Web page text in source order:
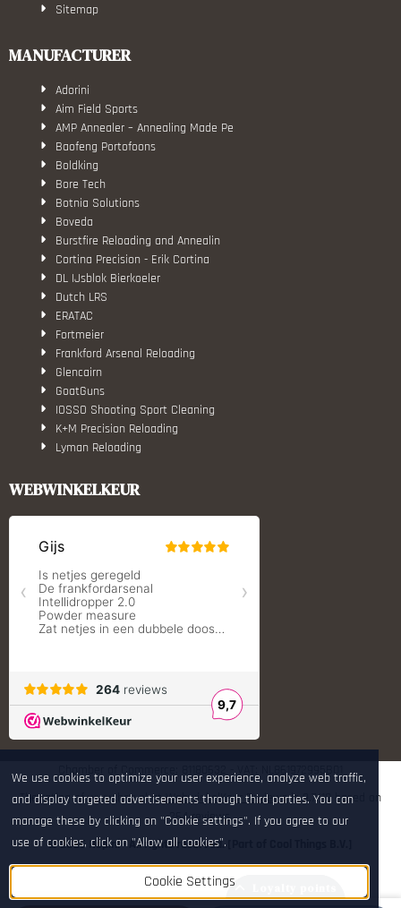
Sitemap
MANUFACTURER
Adorini
Aim Field Sports
AMP Annealer – Annealing Made Pe
Baofeng Portofoons
Boldking
Bore Tech
Botnia Solutions
Boveda
Burstfire Reloading and Annealin
Cortina Precision - Erik Cortina
DL IJsblok Bierkoeler
Dutch LRS
ERATAC
Fortmeier
Frankford Arsenal Reloading
Glencairn
GoatGuns
IOSSO Shooting Sport Cleaning
K+M Precision Reloading
Lyman Reloading
Monstrum Tactical
S.T. Dupont
Shooters Global
Shooting Technology - Reloading
SleipnerX Bipods
SuperTrickler
Tier One Bipods
True Flite
Ugly Reloading - Derraco Enginee
Vortex Optics
WEBWINKELKEUR
Chamber of Commerce: 81180632 - VAT: NL861972995B01
The rating of www.hop.nl atWebwinkelKeur Reviewsis 9.7/10 based on
264 reviews.
© 2026 Hop.nl - All rights reserved. [Part of Cool Things B.V.]
We use cookies to optimize your user experience, analyze web traffic,
and display targeted advertisements through third parties. You can
manage these by clicking on "Cookie settings". If you agree to our
use of cookies, click on "Allow all cookies".
Cookie Settings